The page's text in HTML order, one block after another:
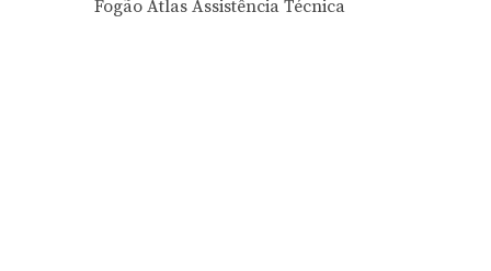
Fogão Atlas Assistência Técnica